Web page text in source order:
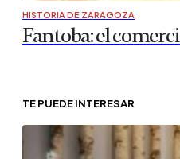
HISTORIA DE ZARAGOZA
Fantoba: el
TE PUEDE INTERESAR